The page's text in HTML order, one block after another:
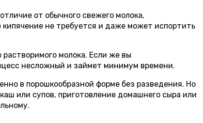
от обычного свежего молока,
не требуется и даже может испортить
молока. Если же вы
несложный и займет минимум времени.
в порошкообразной форме без разведения. Но
или супов, приготовление домашнего сыра или